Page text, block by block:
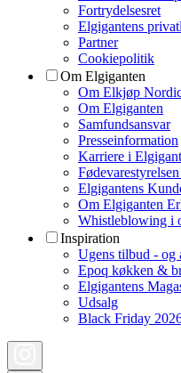
Fortrydelsesret
Elgigantens
Partner
Cookiepolitik
Om Elgiganten
Om Elkjøp
Om Elgiganten
Samfundsansvar
Presseinformation
Karriere i
Elgigantens
Om Elgiganten
Whistleblowing i
Inspiration
Ugens tilbud - og
Epoq køkken &
Elgigantens
Udsalg
Black Friday